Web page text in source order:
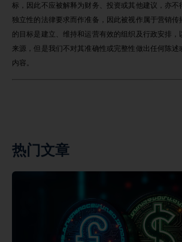
标，因此不应被解释为财务、投资或其他建议，亦
独立性的法律要求而作准备，因此被视作属于营销
的目标是建立、维持和运营有效的组织及行政安排
来源，但是我们不对其准确性或完整性做出任何陈
内容。
热门文章